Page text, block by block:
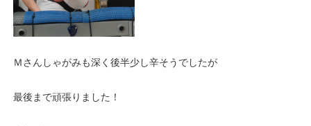
Ｍさんしゃがみも深く後半少し辛そうでしたが
最後まで頑張りました！